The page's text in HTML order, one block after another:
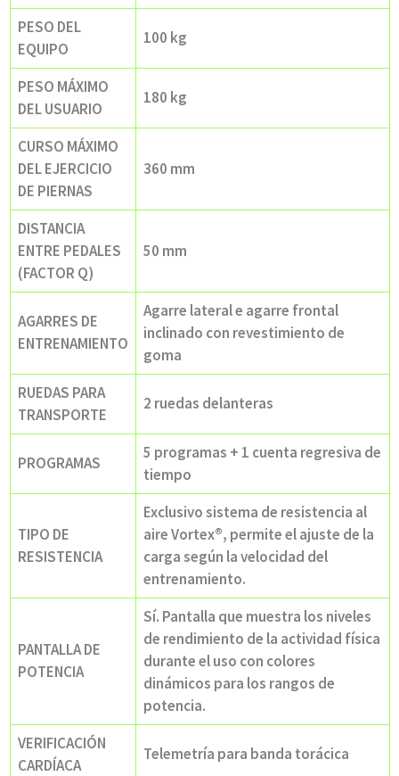
PESO DEL
EQUIPO
100 kg
PESO MÁXIMO
DEL USUARIO
180 kg
CURSO MÁXIMO
DEL EJERCICIO
DE PIERNAS
360 mm
DISTANCIA
ENTRE PEDALES
(FACTOR Q)
50 mm
AGARRES DE
ENTRENAMIENTO
Agarre lateral e agarre frontal
inclinado con revestimiento de
goma
RUEDAS PARA
TRANSPORTE
2 ruedas delanteras
PROGRAMAS
5 programas + 1 cuenta regresiva de
tiempo
TIPO DE
RESISTENCIA
Exclusivo sistema de resistencia al
aire Vortex®, permite el ajuste de la
carga según la velocidad del
entrenamiento.
PANTALLA DE
POTENCIA
Sí. Pantalla que muestra los niveles
de rendimiento de la actividad física
durante el uso con colores
dinámicos para los rangos de
potencia.
VERIFICACIÓN
CARDÍACA
Telemetría para banda torácica